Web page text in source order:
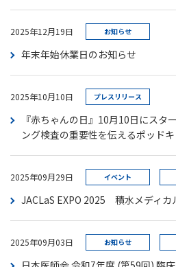
2025年12月19日 お知らせ
年末年始休業日のお知らせ
2025年10月10日 プレスリリース
『赤ちゃんの日』10月10日にスタ
ング検査の重要性を伝えるポッド
2025年09月29日 イベント
JACLaS EXPO 2025 積水メディカ
2025年09月03日 お知らせ